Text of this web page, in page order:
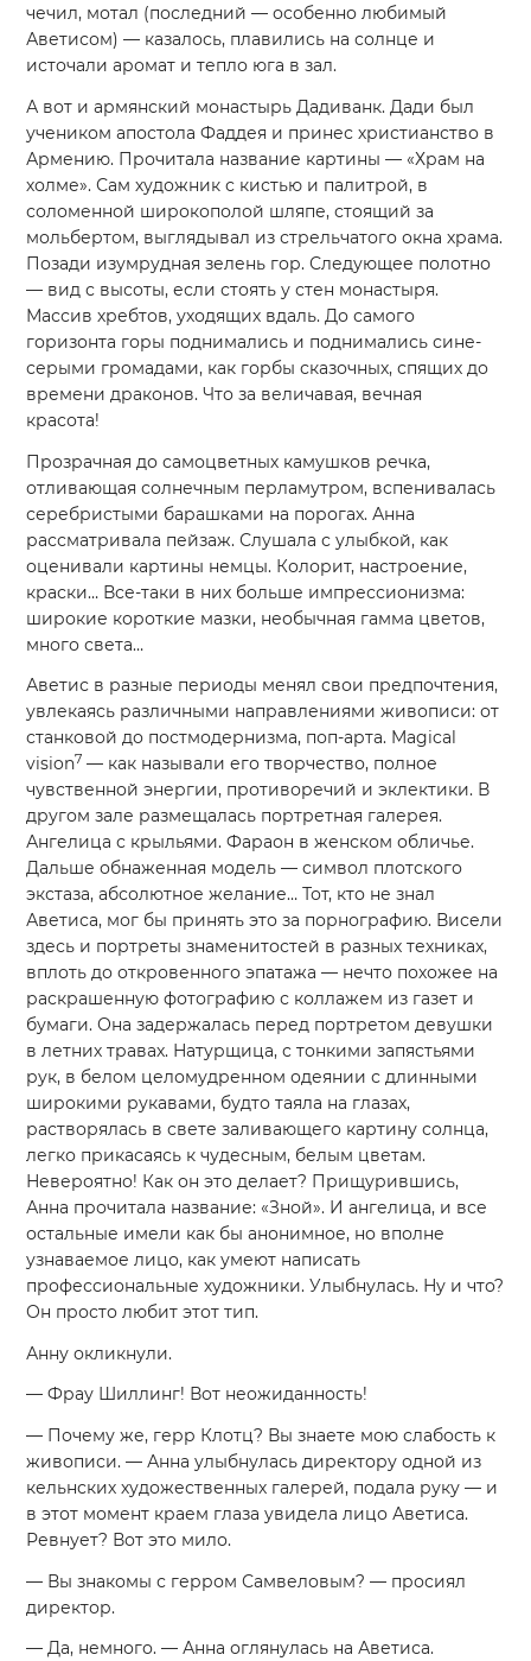
чечил, мотал (последний — особенно любимый
Аветисом) — казалось, плавились на солнце и
источали аромат и тепло юга в зал.
А вот и армянский монастырь Дадиванк. Дади был
учеником апостола Фаддея и принес христианство в
Армению. Прочитала название картины — «Храм на
холме». Сам художник с кистью и палитрой, в
соломенной широкополой шляпе, стоящий за
мольбертом, выглядывал из стрельчатого окна храма.
Позади изумрудная зелень гор. Следующее полотно
— вид с высоты, если стоять у стен монастыря.
Массив хребтов, уходящих вдаль. До самого
горизонта горы поднимались и поднимались сине-
серыми громадами, как горбы сказочных, спящих до
времени драконов. Что за величавая, вечная
красота!
Прозрачная до самоцветных камушков речка,
отливающая солнечным перламутром, вспенивалась
серебристыми барашками на порогах. Анна
рассматривала пейзаж. Слушала с улыбкой, как
оценивали картины немцы. Колорит, настроение,
краски… Все-таки в них больше импрессионизма:
широкие короткие мазки, необычная гамма цветов,
много света…
Аветис в разные периоды менял свои предпочтения,
увлекаясь различными направлениями живописи: от
станковой до постмодернизма, поп-арта. Magical
vision7 — как называли его творчество, полное
чувственной энергии, противоречий и эклектики. В
другом зале размещалась портретная галерея.
Ангелица с крыльями. Фараон в женском обличье.
Дальше обнаженная модель — символ плотского
экстаза, абсолютное желание… Тот, кто не знал
Аветиса, мог бы принять это за порнографию. Висели
здесь и портреты знаменитостей в разных техниках,
вплоть до откровенного эпатажа — нечто похожее на
раскрашенную фотографию с коллажем из газет и
бумаги. Она задержалась перед портретом девушки
в летних травах. Натурщица, с тонкими запястьями
рук, в белом целомудренном одеянии с длинными
широкими рукавами, будто таяла на глазах,
растворялась в свете заливающего картину солнца,
легко прикасаясь к чудесным, белым цветам.
Невероятно! Как он это делает? Прищурившись,
Анна прочитала название: «Зной». И ангелица, и все
остальные имели как бы анонимное, но вполне
узнаваемое лицо, как умеют написать
профессиональные художники. Улыбнулась. Ну и что?
Он просто любит этот тип.
Анну окликнули.
— Фрау Шиллинг! Вот неожиданность!
— Почему же, герр Клотц? Вы знаете мою слабость к
живописи. — Анна улыбнулась директору одной из
кельнских художественных галерей, подала руку — и
в этот момент краем глаза увидела лицо Аветиса.
Ревнует? Вот это мило.
— Вы знакомы с герром Самвеловым? — просиял
директор.
— Да, немного. — Анна оглянулась на Аветиса.